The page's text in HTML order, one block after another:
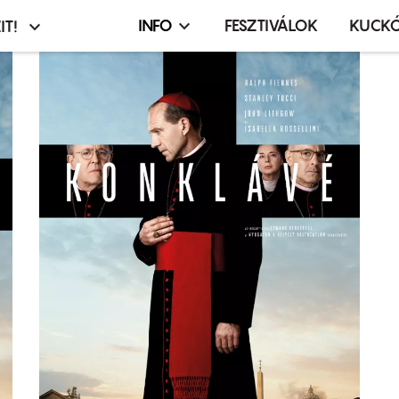
Infó,
esemény,
terembérlés
menü
INFO FESZTIVÁLOK